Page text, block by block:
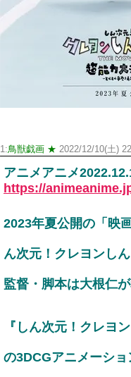
1:鳥獣戯画 ★ 2022/12/10(土)
アニメアニメ
https://
2023年夏公開の「映
ん次元！クレヨンし
監督・脚本は大根仁
『しん次元！クレヨ
の3DCGアニメーシ